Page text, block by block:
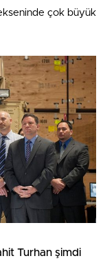
çok büyük
Turhan şimdi